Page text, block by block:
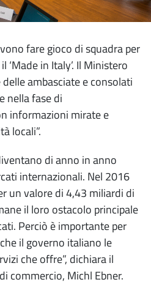
fare gioco di squadra per
in Italy’. Il Ministero
ambasciate e consolati
nella fase di
informazioni mirate e
locali”.
di anno in anno
internazionali. Nel 2016
un valore di 4,43 miliardi di
il loro ostacolo principale
Perciò è importante per
il governo italiano le
che offre”, dichiara il
commercio, Michl Ebner.